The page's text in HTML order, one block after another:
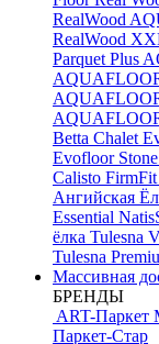
RealWood
RealWood
Parquet Plus
Betta Chalet
Evofloor Stone
Calisto
Ангийская
Essential
ёлка Tulesna
Tulesna
Массивная
БРЕНДЫ
ART-Паркет
Паркет-Стар